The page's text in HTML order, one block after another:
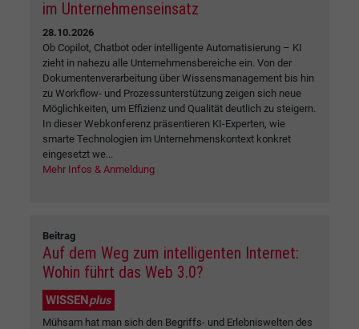
im Unternehmenseinsatz
28.10.2026
Ob Copilot, Chatbot oder intelligente Automatisierung – KI
zieht in nahezu alle Unternehmensbereiche ein. Von der
Dokumentenverarbeitung über Wissensmanagement bis hin
zu Workflow- und Prozessunterstützung zeigen sich neue
Möglichkeiten, um Effizienz und Qualität deutlich zu steigern.
In dieser Webkonferenz präsentieren KI-Experten, wie
smarte Technologien im Unternehmenskontext konkret
eingesetzt we...
Mehr Infos & Anmeldung
Beitrag
Auf dem Weg zum intelligenten Internet:
Wohin führt das Web 3.0?
WISSENplus
Mühsam hat man sich den Begriffs- und Erlebniswelten des